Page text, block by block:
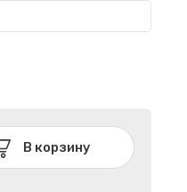
В корзину